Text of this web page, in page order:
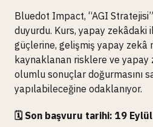
Bluedot Impact, “AGI
duyurdu. Kurs, yapay zekâdaki
güçlerine, gelişmiş yapay zekâ
kaynaklanan risklere ve yapay
olumlu sonuçlar doğurmasını
yapılabileceğine odaklanıyor.
🗓️ Son başvuru tarihi: 19 Eylül